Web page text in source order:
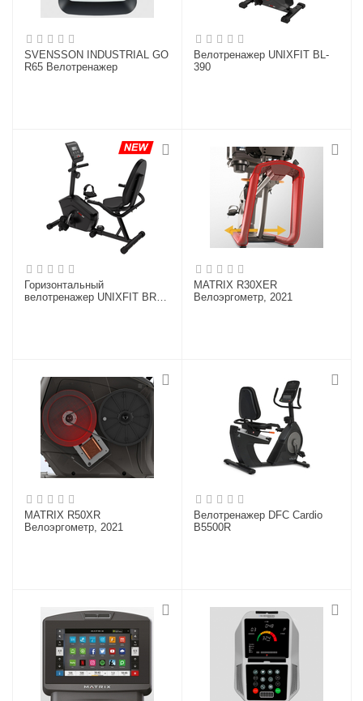
SVENSSON INDUSTRIAL GO
R65 Велотренажер
Велотренажер UNIXFIT BL-
390
Горизонтальный
велотренажер UNIXFIT BR-
MATRIX R30XER
Велоэргометр, 2021
MATRIX R50XR
Велоэргометр, 2021
Велотренажер DFC Cardio
B5500R